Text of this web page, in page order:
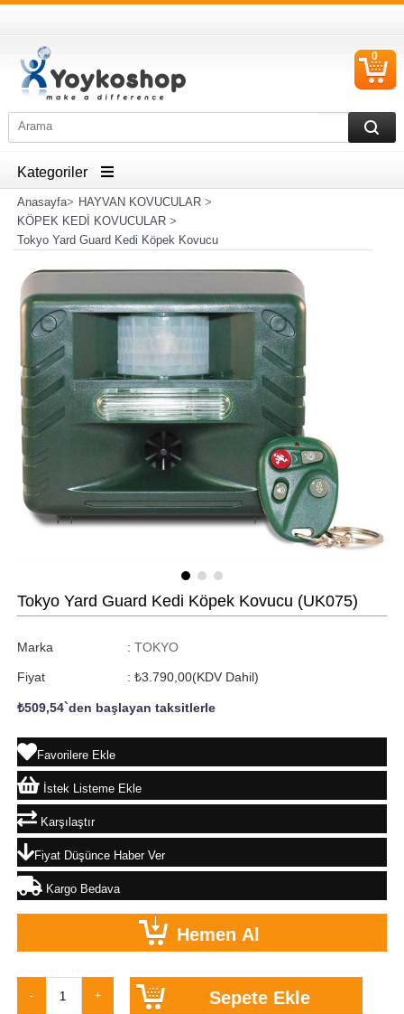
0
Kategoriler
Anasayfa> HAYVAN KOVUCULAR>
KÖPEK KEDİ KOVUCULAR>
Tokyo Yard Guard Kedi Köpek Kovucu
Tokyo Yard Guard Kedi Köpek Kovucu (UK075)
Marka : TOKYO
Fiyat : ₺3.790,00(KDV Dahil)
₺509,54`den başlayan taksitlerle
Favorilere Ekle
İstek Listeme Ekle
Karşılaştır
Fiyat Düşünce Haber Ver
Kargo Bedava